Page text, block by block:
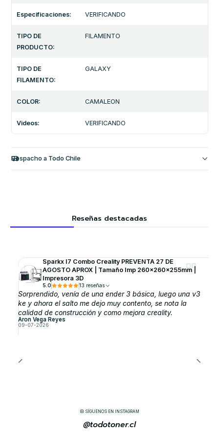
Especificaciones: VERIFICANDO
TIPO DE
PRODUCTO:
FILAMENTO
TIPO DE
FILAMENTO:
GALAXY
COLOR: CAMALEON
Videos: VERIFICANDO
Despacho a Todo Chile
Reseñas destacadas
Sparkx I7 Combo Creality PREVENTA 27 DE
AGOSTO APROX | Tamaño Imp 260x260x255mm |
Impresora 3D
5.0 13 reseñas
Sorprendido, venía de una ender 3 básica, luego una v3
ke y ahora el salto me dejo muy contento, se nota la
calidad de construcción y como mejora creality.
Aron Vega Reyes
09-07-2026
SÍGUENOS EN INSTAGRAM
@todotoner.cl